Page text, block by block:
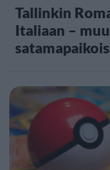
Tallinkin
Italiaan –